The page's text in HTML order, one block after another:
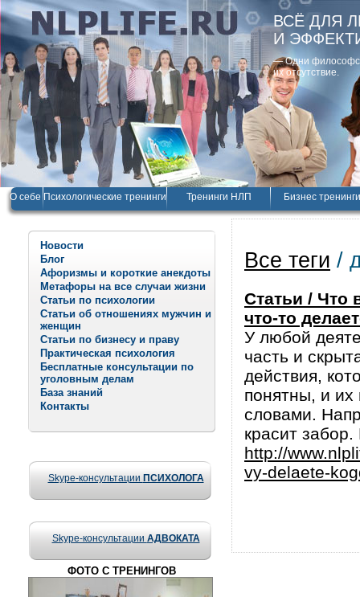
ВСЁ ДЛЯ
И
— Одни
их отсутствие.
О себе Психологические тренинги Тренинги НЛП Бизнес тренинги
Новости
Блог
Афоризмы и короткие анекдоты
Метафоры на все случаи жизни
Статьи по психологии
Статьи об отношениях мужчин и
женщин
Статьи по бизнесу и праву
Практическая психология
Бесплатные консультации по
уголовным делам
База знаний
Контакты
Skype-консультации ПСИХОЛОГА
Skype-консультации АДВОКАТА
ФОТО С ТРЕНИНГОВ
Все теги /
Статьи / Что
что-то
У любой
часть и
действия,
понятны, и их
словами.
красит
http://
vy-delaete-